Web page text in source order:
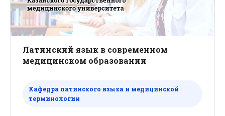
Латинский язык в современном
медицинском образовании
Кафедра латинского языка и медицинской
терминологии